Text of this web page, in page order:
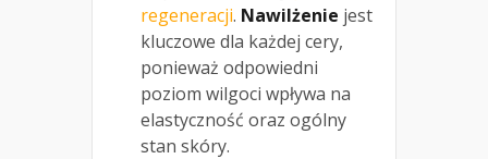
regeneracji. Nawilżenie jest
kluczowe dla każdej cery,
ponieważ odpowiedni
poziom wilgoci wpływa na
elastyczność oraz ogólny
stan skóry.